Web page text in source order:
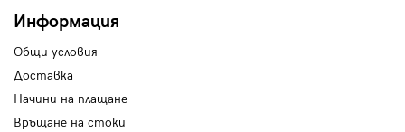
Информация
Общи условия
Доставка
Начини на плащане
Връщане на стоки